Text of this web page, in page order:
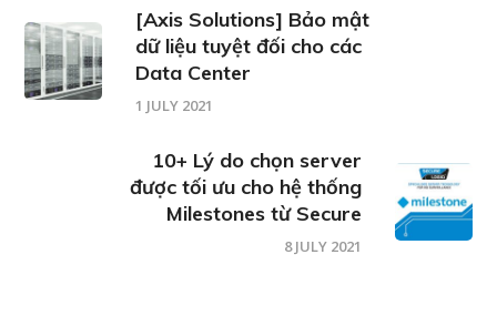
[Axis Solutions] Bảo mật
dữ liệu tuyệt đối cho các
Data Center
1 JULY 2021
10+ Lý do chọn server
được tối ưu cho hệ thống
Milestones từ Secure
8 JULY 2021